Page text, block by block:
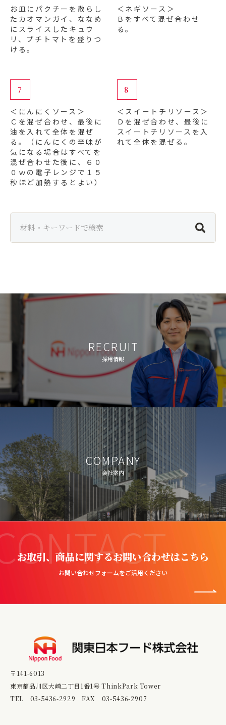
お皿にパクチーを散らし
たカオマンガイ、ななめ
にスライスしたキュウ
リ、プチトマトを盛りつ
ける。
＜ネギソース＞
Ｂをすべて混ぜ合わせ
る。
7
＜にんにくソース＞
Ｃを混ぜ合わせ、最後に
油を入れて全体を混ぜ
る。（にんにくの辛味が
気になる場合はすべてを
混ぜ合わせた後に、６０
０ｗの電子レンジで１５
秒ほど加熱するとよい）
8
＜スイートチリソース＞
Ｄを混ぜ合わせ、最後に
スイートチリソースを入
れて全体を混ぜる。
RECRUIT
採用情報
COMPANY
会社案内
お取引、商品に関するお問い合わせはこちら
お問い合わせフォームをご活用ください
〒141-6013
東京都品川区大崎二丁目1番1号 ThinkPark Tower
TEL 03-5436-2929 FAX 03-5436-2907